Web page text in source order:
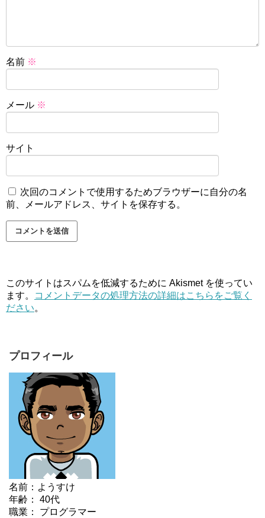
名前 ※
メール ※
サイト
次回のコメントで使用するためブラウザーに自分の名
前、メールアドレス、サイトを保存する。
このサイトはスパムを低減するために Akismet を使ってい
ます。
コメントデータの処理方法の詳細はこちらをご覧く
ださい。
プロフィール
名前：ようすけ
年齢： 40代
職業： プログラマー